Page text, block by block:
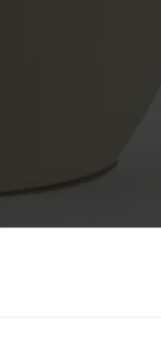
op duurzame